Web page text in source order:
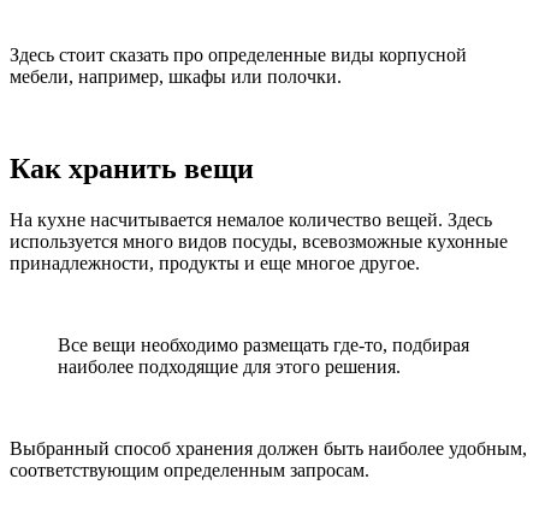
Здесь стоит сказать про определенные виды корпусной
мебели, например, шкафы или полочки.
Как хранить вещи
На кухне насчитывается немалое количество вещей. Здесь
используется много видов посуды, всевозможные кухонные
принадлежности, продукты и еще многое другое.
Все вещи необходимо размещать где-то, подбирая
наиболее подходящие для этого решения.
Выбранный способ хранения должен быть наиболее удобным,
соответствующим определенным запросам.